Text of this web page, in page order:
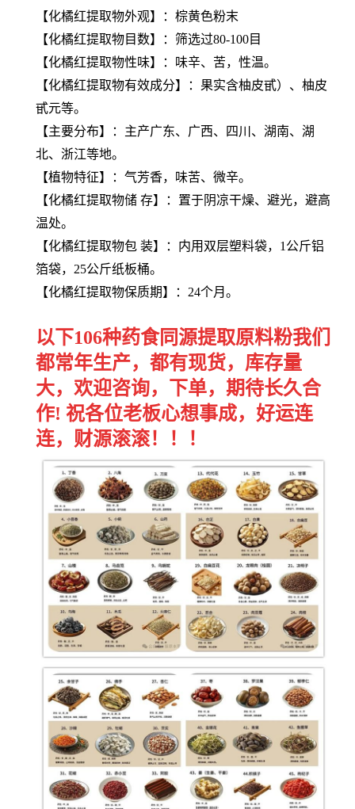
【化橘红提取物外观】：棕黄色粉末
【化橘红提取物目数】：筛选过80-100目
【化橘红提取物性味】：味辛、苦，性温。
【化橘红提取物有效成分】：果实含柚皮甙）、柚皮
甙元等。
【主要分布】：主产广东、广西、四川、湖南、湖
北、浙江等地。
【植物特征】：气芳香，味苦、微辛。
【化橘红提取物储 存】：置于阴凉干燥、避光，避高
温处。
【化橘红提取物包 装】：内用双层塑料袋，1公斤铝
箔袋，25公斤纸板桶。
【化橘红提取物保质期】：24个月。
以下106种药食同源提取原料粉我们
都常年生产，都有现货，库存量
大，欢迎咨询，下单，期待长久合
作! 祝各位老板心想事成，好运连
连，财源滚滚！！！